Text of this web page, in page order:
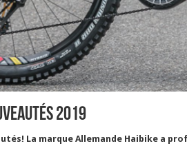
2019
La marque Allemande Haibike a